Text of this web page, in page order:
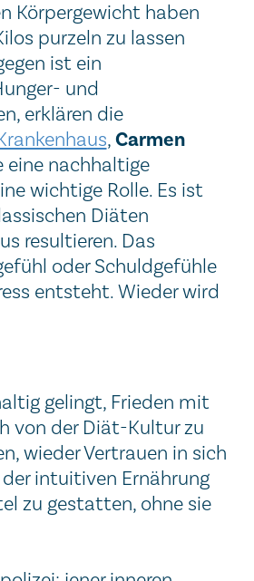
Körpergewicht haben
purzeln zu lassen
ist ein
und
erklären die
, Carmen
eine nachhaltige
wichtige Rolle. Es ist
Diäten
resultieren. Das
oder Schuldgefühle
entsteht. Wieder wird
gelingt, Frieden mit
von der Diät-Kultur zu
wieder Vertrauen in sich
intuitiven Ernährung
zu gestatten, ohne sie